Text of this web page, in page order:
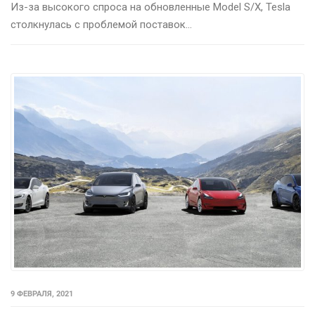
Из-за высокого спроса на обновленные Model S/X, Tesla
столкнулась с проблемой поставок...
9 ФЕВРАЛЯ, 2021